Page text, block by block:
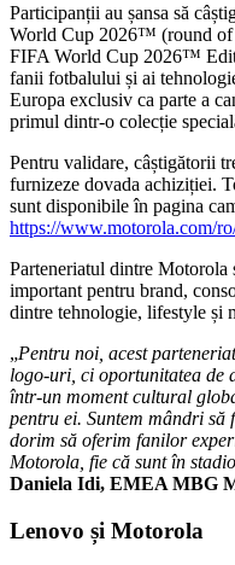
Participanții au șansa să
World Cup 2026™ (round of
FIFA World Cup 2026™
fanii fotbalului și ai
Europa exclusiv ca parte a
primul dintr-o colecție
Pentru validare, câștigătorii
furnizeze dovada achiziției.
sunt disponibile în pagina
https://www.motorola.com/
Parteneriatul dintre Motorola
important pentru brand,
dintre tehnologie, lifestyle și
„Pentru noi, acest
logo-uri, ci oportunitatea de
într-un moment cultural
pentru ei. Suntem mândri
dorim să oferim fanilor
Motorola, fie că sunt în
Daniela Idi, EMEA MBG
Lenovo și Motorola